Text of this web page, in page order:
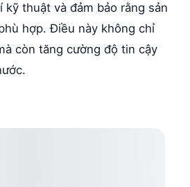
kỹ thuật và đảm bảo rằng sản
hợp. Điều này không chỉ
còn tăng cường độ tin cậy